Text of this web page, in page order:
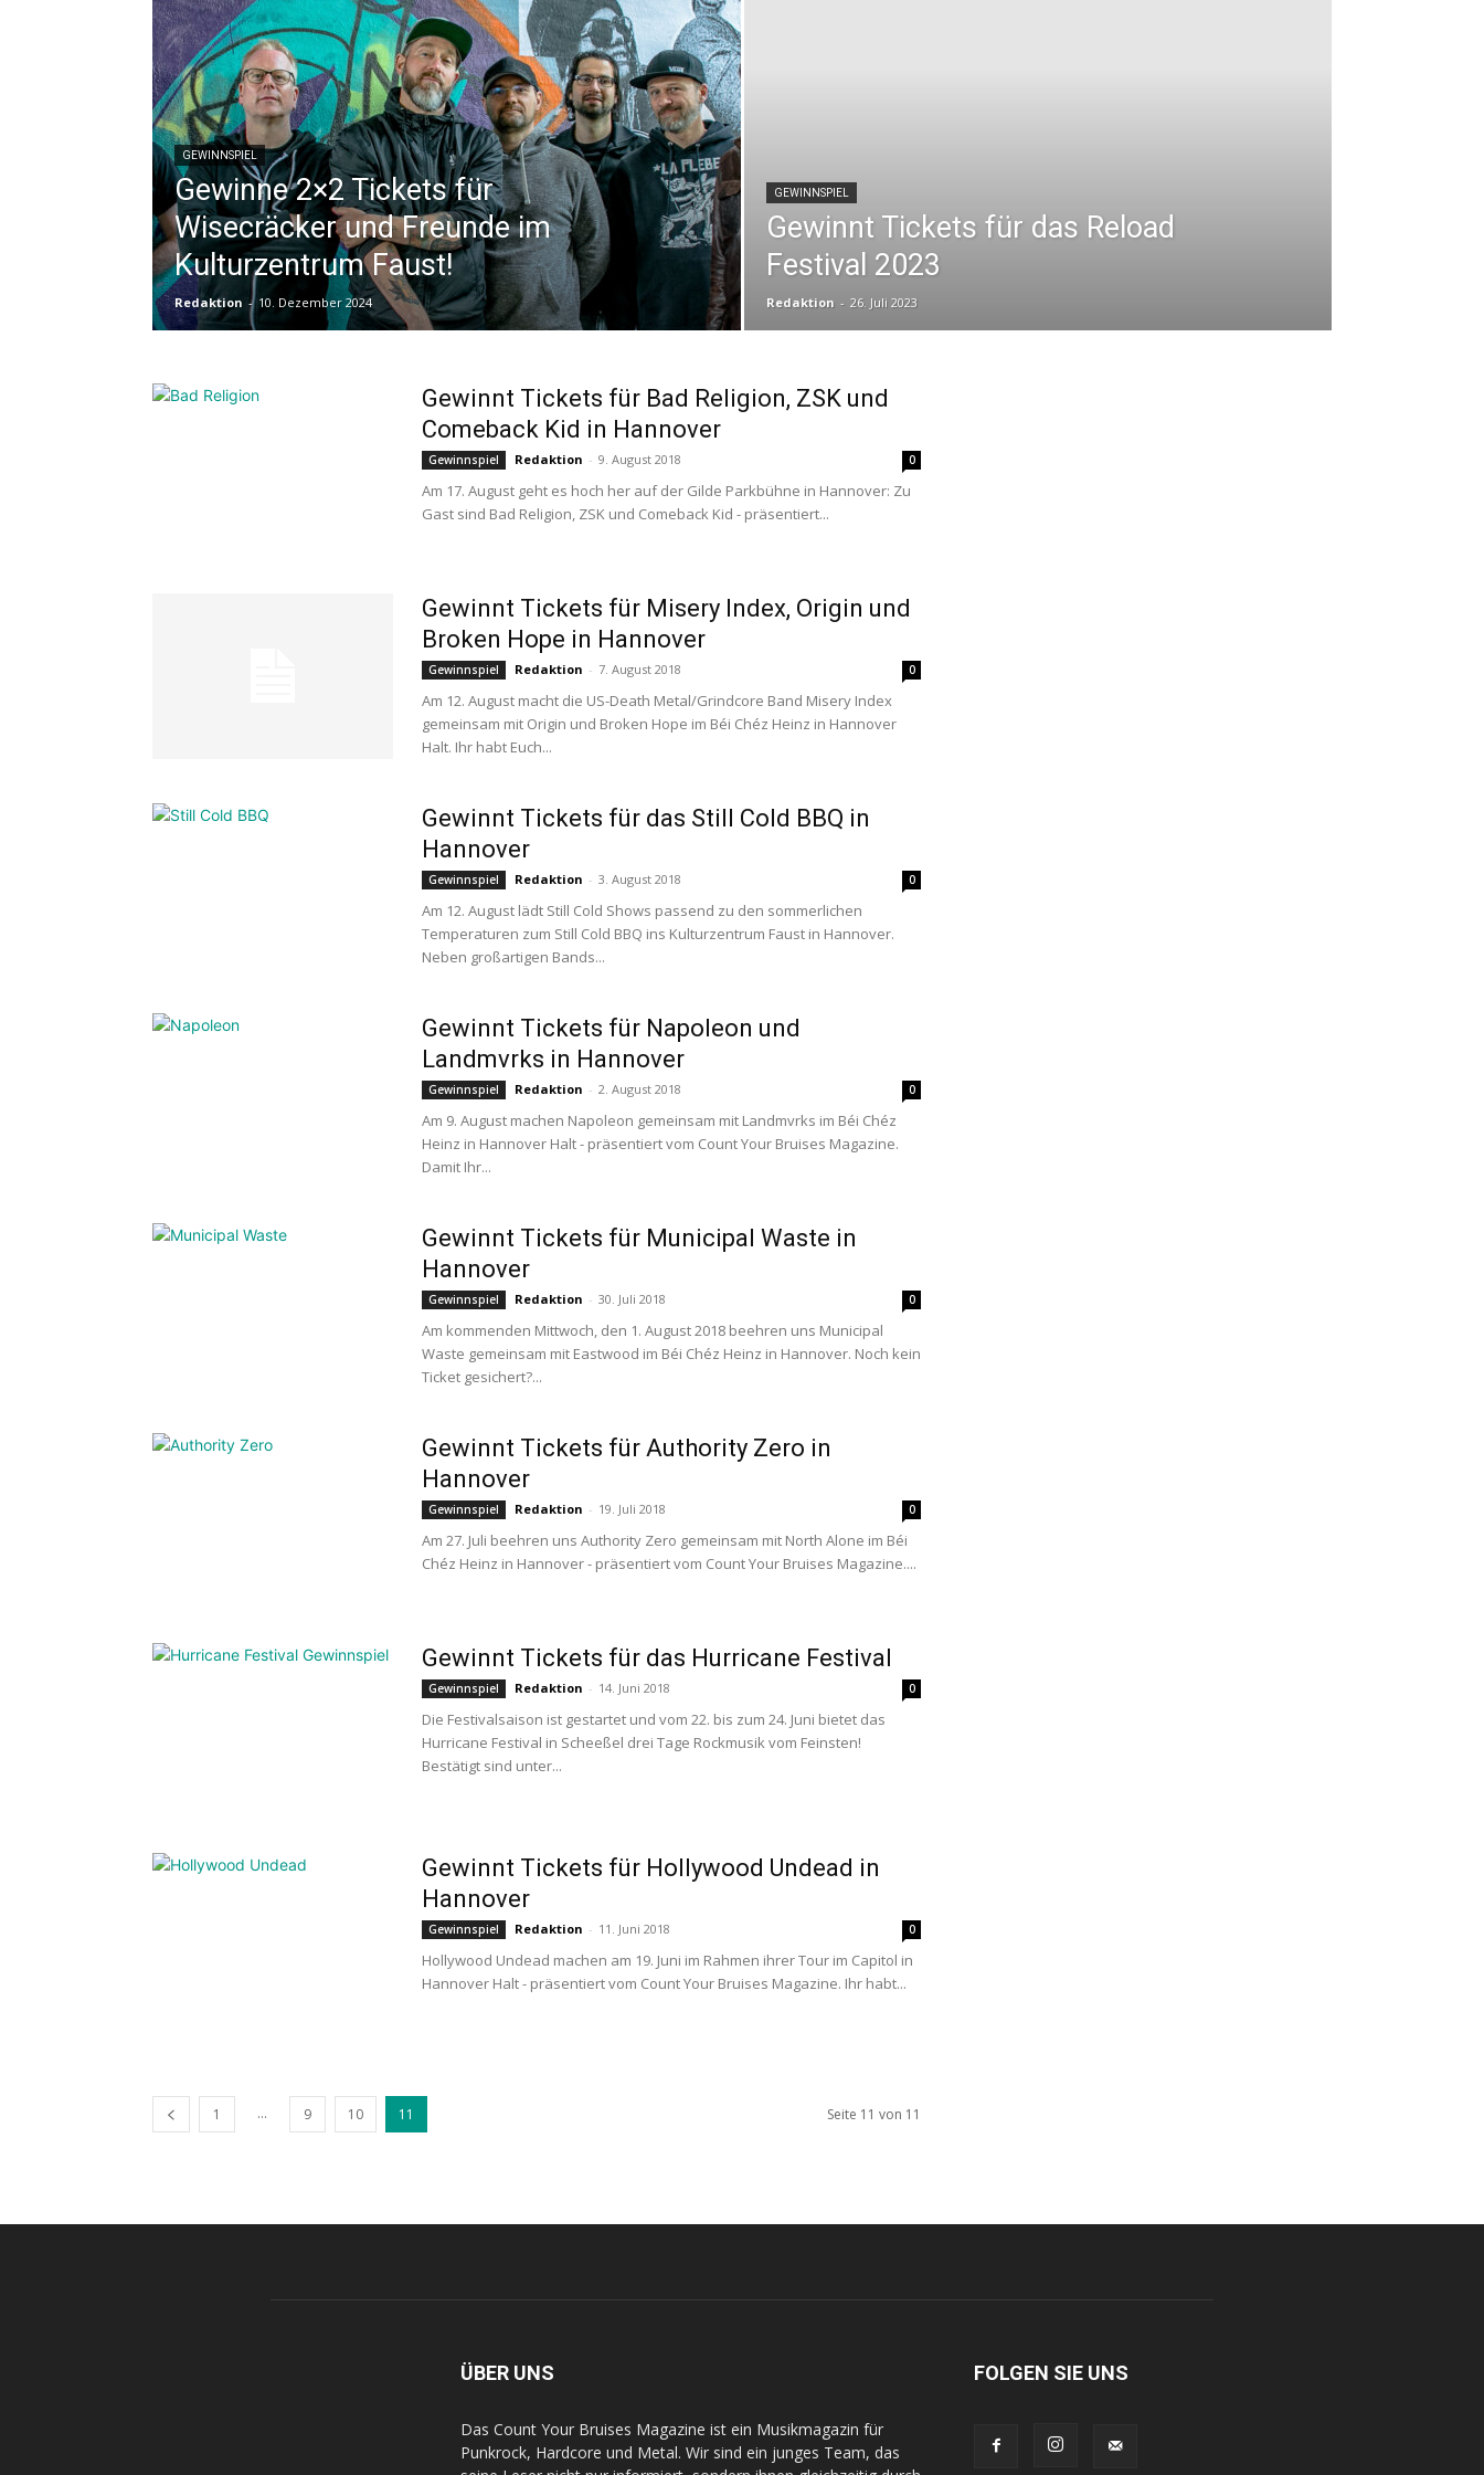
GEWINNSPIEL
Gewinne 2×2 Tickets für
Wisecräcker und Freunde im
Kulturzentrum Faust!
Redaktion - 10. Dezember 2024
GEWINNSPIEL
Gewinnt Tickets für das Reload
Festival 2023
Redaktion - 26. Juli 2023
Gewinnt Tickets für Bad Religion, ZSK und
Comeback Kid in Hannover
Gewinnspiel Redaktion - 9. August 2018 0
Am 17. August geht es hoch her auf der Gilde Parkbühne in Hannover: Zu
Gast sind Bad Religion, ZSK und Comeback Kid - präsentiert...
Gewinnt Tickets für Misery Index, Origin und
Broken Hope in Hannover
Gewinnspiel Redaktion - 7. August 2018 0
Am 12. August macht die US-Death Metal/Grindcore Band Misery Index
gemeinsam mit Origin und Broken Hope im Béi Chéz Heinz in Hannover
Halt. Ihr habt Euch...
Gewinnt Tickets für das Still Cold BBQ in
Hannover
Gewinnspiel Redaktion - 3. August 2018 0
Am 12. August lädt Still Cold Shows passend zu den sommerlichen
Temperaturen zum Still Cold BBQ ins Kulturzentrum Faust in Hannover.
Neben großartigen Bands...
Gewinnt Tickets für Napoleon und
Landmvrks in Hannover
Gewinnspiel Redaktion - 2. August 2018 0
Am 9. August machen Napoleon gemeinsam mit Landmvrks im Béi Chéz
Heinz in Hannover Halt - präsentiert vom Count Your Bruises Magazine.
Damit Ihr...
Gewinnt Tickets für Municipal Waste in
Hannover
Gewinnspiel Redaktion - 30. Juli 2018 0
Am kommenden Mittwoch, den 1. August 2018 beehren uns Municipal
Waste gemeinsam mit Eastwood im Béi Chéz Heinz in Hannover. Noch kein
Ticket gesichert?...
Gewinnt Tickets für Authority Zero in
Hannover
Gewinnspiel Redaktion - 19. Juli 2018 0
Am 27. Juli beehren uns Authority Zero gemeinsam mit North Alone im Béi
Chéz Heinz in Hannover - präsentiert vom Count Your Bruises Magazine....
Gewinnt Tickets für das Hurricane Festival
Gewinnspiel Redaktion - 14. Juni 2018 0
Die Festivalsaison ist gestartet und vom 22. bis zum 24. Juni bietet das
Hurricane Festival in Scheeßel drei Tage Rockmusik vom Feinsten!
Bestätigt sind unter...
Gewinnt Tickets für Hollywood Undead in
Hannover
Gewinnspiel Redaktion - 11. Juni 2018 0
Hollywood Undead machen am 19. Juni im Rahmen ihrer Tour im Capitol in
Hannover Halt - präsentiert vom Count Your Bruises Magazine. Ihr habt...
1 ... 9 10 11 Seite 11 von 11
ÜBER UNS
Das Count Your Bruises Magazine ist ein Musikmagazin für
Punkrock, Hardcore und Metal. Wir sind ein junges Team, das
FOLGEN SIE UNS